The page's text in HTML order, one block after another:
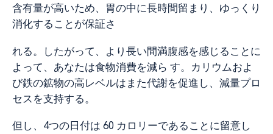
含有量が高いため、胃の中に長時間留まり、ゆっくり
消化することが保証さ
れる。したがって、より長い間満腹感を感じることに
よって、あなたは食物消費を減ら す。カリウムおよ
び鉄の鉱物の高レベルはまた代謝を促進し、減量プロ
セスを支持する。
但し、4つの日付は 60 カロリーであることに留意し